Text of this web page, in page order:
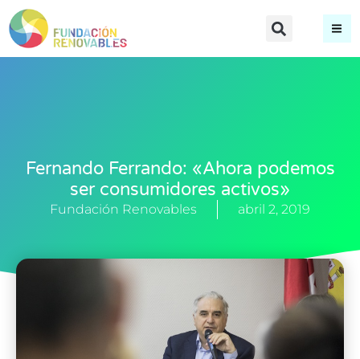
Fernando Ferrando: «Ahora podemos
ser consumidores activos»
Fundación Renovables abril 2, 2019